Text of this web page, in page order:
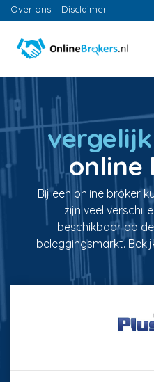
Over ons Disclaimer
vergelijk
online
Bij een online broker
zijn veel
beschikbaar op
beleggingsmarkt.